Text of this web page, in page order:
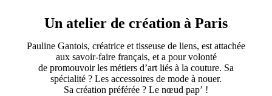
Un atelier de création à Paris
Pauline Gantois, créatrice et tisseuse de liens, est attachée
aux savoir-faire français, et a pour volonté
de promouvoir les métiers d’art liés à la couture. Sa
spécialité ? Les accessoires de mode à nouer.
Sa création préférée ? Le nœud pap’ !